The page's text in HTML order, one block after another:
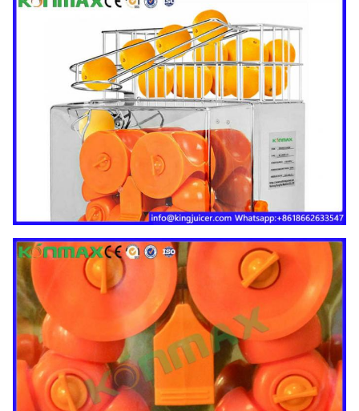
d'électricités
60HZ
Puissance
48KG N.W 42KG
chargement
290PCS
Changhaï
FOB
chargement
120PCS Garantie